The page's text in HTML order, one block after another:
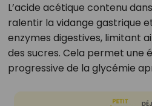
L’acide acétique contenu
ralentir la vidange gastrique
enzymes digestives, limitant
des sucres. Cela permet une
progressive de la glycémie